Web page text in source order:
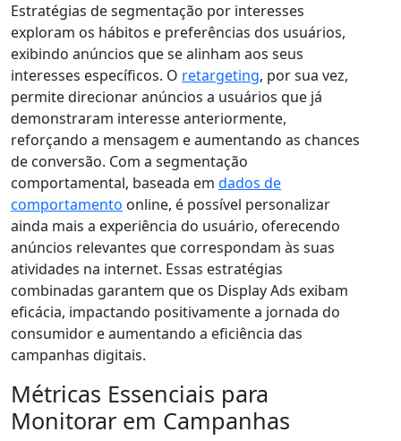
Estratégias de segmentação por interesses
exploram os hábitos e preferências dos usuários,
exibindo anúncios que se alinham aos seus
interesses específicos. O retargeting, por sua vez,
permite direcionar anúncios a usuários que já
demonstraram interesse anteriormente,
reforçando a mensagem e aumentando as chances
de conversão. Com a segmentação
comportamental, baseada em dados de
comportamento online, é possível personalizar
ainda mais a experiência do usuário, oferecendo
anúncios relevantes que correspondam às suas
atividades na internet. Essas estratégias
combinadas garantem que os Display Ads exibam
eficácia, impactando positivamente a jornada do
consumidor e aumentando a eficiência das
campanhas digitais.
Métricas Essenciais para
Monitorar em Campanhas